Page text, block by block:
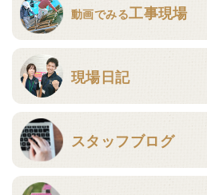
動画でみる工事現場
現場日記
スタッフブログ